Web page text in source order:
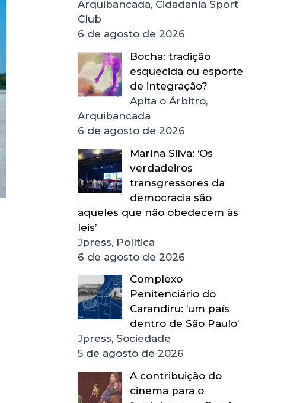
Arquibancada, Cidadania Sport
Club
6 de agosto de 2026
Bocha: tradição
esquecida ou esporte
de integração?
Apita o Árbitro,
Arquibancada
6 de agosto de 2026
Marina Silva: ‘Os
verdadeiros
transgressores da
democracia são
aqueles que não obedecem às
leis’
Jpress, Política
6 de agosto de 2026
Complexo
Penitenciário do
Carandiru: ‘um país
dentro de São Paulo’
Jpress, Sociedade
5 de agosto de 2026
A contribuição do
cinema para o